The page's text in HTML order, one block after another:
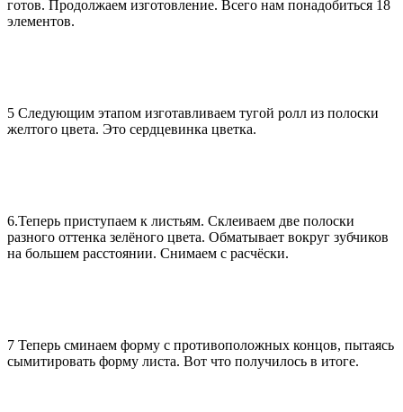
готов. Продолжаем изготовление. Всего нам понадобиться 18
элементов.
5 Следующим этапом изготавливаем тугой ролл из полоски
желтого цвета. Это сердцевинка цветка.
6.Теперь приступаем к листьям. Склеиваем две полоски
разного оттенка зелёного цвета. Обматывает вокруг зубчиков
на большем расстоянии. Снимаем с расчёски.
7 Теперь сминаем форму с противоположных концов, пытаясь
сымитировать форму листа. Вот что получилось в итоге.